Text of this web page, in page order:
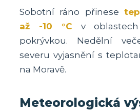
Sobotní ráno přinese
až -10 °C v
pokrývkou. Nedělní
severu vyjasnění s
na Moravě.
Meteorologická